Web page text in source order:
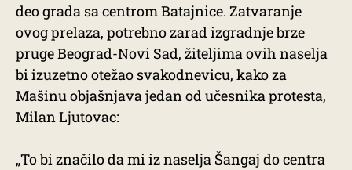
deo grada sa centrom Batajnice. Zatvaranje
ovog prelaza, potrebno zarad izgradnje brze
pruge Beograd-Novi Sad, žiteljima ovih naselja
bi izuzetno otežao svakodnevicu, kako za
Mašinu objašnjava jedan od učesnika protesta,
Milan Ljutovac:
„To bi značilo da mi iz naselja Šangaj do centra